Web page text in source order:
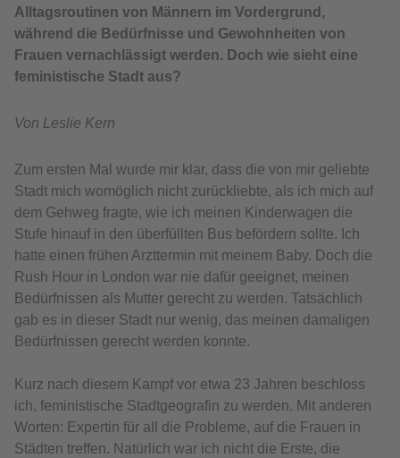
Alltagsroutinen von Männern im Vordergrund,
während die Bedürfnisse und Gewohnheiten von
Frauen vernachlässigt werden. Doch wie sieht eine
feministische Stadt aus?
Von Leslie Kern
Zum ersten Mal wurde mir klar, dass die von mir geliebte
Stadt mich womöglich nicht zurückliebte, als ich mich auf
dem Gehweg fragte, wie ich meinen Kinderwagen die
Stufe hinauf in den überfüllten Bus befördern sollte. Ich
hatte einen frühen Arzttermin mit meinem Baby. Doch die
Rush Hour in London war nie dafür geeignet, meinen
Bedürfnissen als Mutter gerecht zu werden. Tatsächlich
gab es in dieser Stadt nur wenig, das meinen damaligen
Bedürfnissen gerecht werden konnte.
Kurz nach diesem Kampf vor etwa 23 Jahren beschloss
ich, feministische Stadtgeografin zu werden. Mit anderen
Worten: Expertin für all die Probleme, auf die Frauen in
Städten treffen. Natürlich war ich nicht die Erste, die